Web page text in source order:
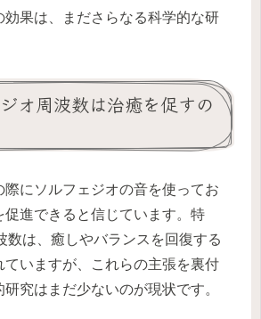
効果は、まださらなる科学的な研
オ周波数は治癒を促すの
際にソルフェジオの音を使ってお
促進できると信じています。特
数は、癒しやバランスを回復する
ていますが、これらの主張を裏付
究はまだ少ないのが現状です。